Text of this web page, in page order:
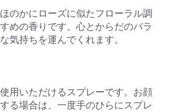
のかにローズに似たフローラル調
めの香りです。心とからだのバラ
気持ちを運んでくれます。
用いただけるスプレーです。お顔
る場合は、一度手のひらにスプレ